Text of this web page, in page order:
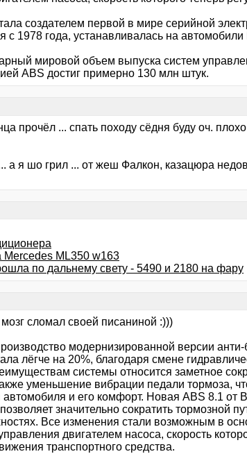
создателем первой в мире серийной
с 1978 года, устанавливалась на
мировой объем выпуска систем
ABS достиг примерно 130 млн штук.
прочёл ... спать походу сёдня буду оч. плохо
а я шо грил ... от жеш Фалкон, казацюра
Mercedes ML350 w163
по дальнему свету - 5490 и 2180 на фару
сломал своей писаниной :)))
модернизированной версии
лёгче на 20%, благодаря смене
системы относится заметное
уменьшение вибрации педали тормоза,
автомобиля и его комфорт. Новая ABS 8.1 от
значительно сократить тормозной
Все изменения стали возможным в
двигателем насоса, скорость
транспортного средства.